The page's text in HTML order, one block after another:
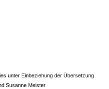
unter Einbeziehung der Übersetzung
Susanne Meister